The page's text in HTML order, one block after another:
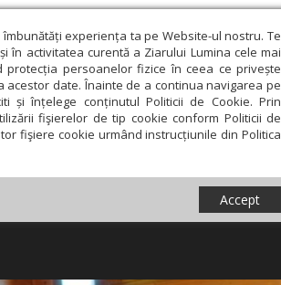
experiența ta pe Website-ul nostru. Te
în activitatea curentă a Ziarului Lumina cele mai
protecția persoanelor fizice în ceea ce privește
date. Înainte de a continua navigarea pe
și înțelege conținutul Politicii de Cookie. Prin
fişierelor de tip cookie conform Politicii de
fişiere cookie urmând instrucțiunile din Politica
Accept